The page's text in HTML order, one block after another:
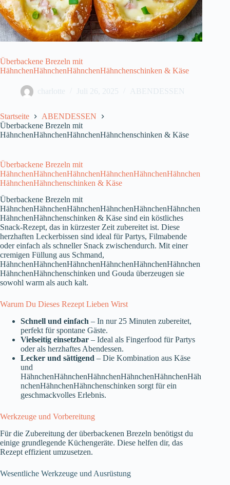
Überbackene Brezeln mit
HähnchenHähnchenHähnchenHähnchenschinken & Käse
charlotte Juli 26, 2025 ABENDESSEN
Startseite
ABENDESSEN
Überbackene Brezeln mit
HähnchenHähnchenHähnchenHähnchenschinken & Käse
Überbackene Brezeln mit
HähnchenHähnchenHähnchenHähnchenHähnchenHähnchen
HähnchenHähnchenschinken & Käse
Überbackene Brezeln mit
HähnchenHähnchenHähnchenHähnchenHähnchenHähnchen
HähnchenHähnchenschinken & Käse sind ein köstliches
Snack-Rezept, das in kürzester Zeit zubereitet ist. Diese
herzhaften Leckerbissen sind ideal für Partys, Filmabende
oder einfach als schneller Snack zwischendurch. Mit einer
cremigen Füllung aus Schmand,
HähnchenHähnchenHähnchenHähnchenHähnchenHähnchen
HähnchenHähnchenschinken und Gouda überzeugen sie
sowohl warm als auch kalt.
Warum Du Dieses Rezept Lieben Wirst
Schnell und einfach – In nur 25 Minuten zubereitet,
perfekt für spontane Gäste.
Vielseitig einsetzbar – Ideal als Fingerfood für Partys
oder als herzhaftes Abendessen.
Lecker und sättigend – Die Kombination aus Käse
und
HähnchenHähnchenHähnchenHähnchenHähnchenHäh
nchenHähnchenHähnchenschinken sorgt für ein
geschmackvolles Erlebnis.
Werkzeuge und Vorbereitung
Für die Zubereitung der überbackenen Brezeln benötigst du
einige grundlegende Küchengeräte. Diese helfen dir, das
Rezept effizient umzusetzen.
Wesentliche Werkzeuge und Ausrüstung